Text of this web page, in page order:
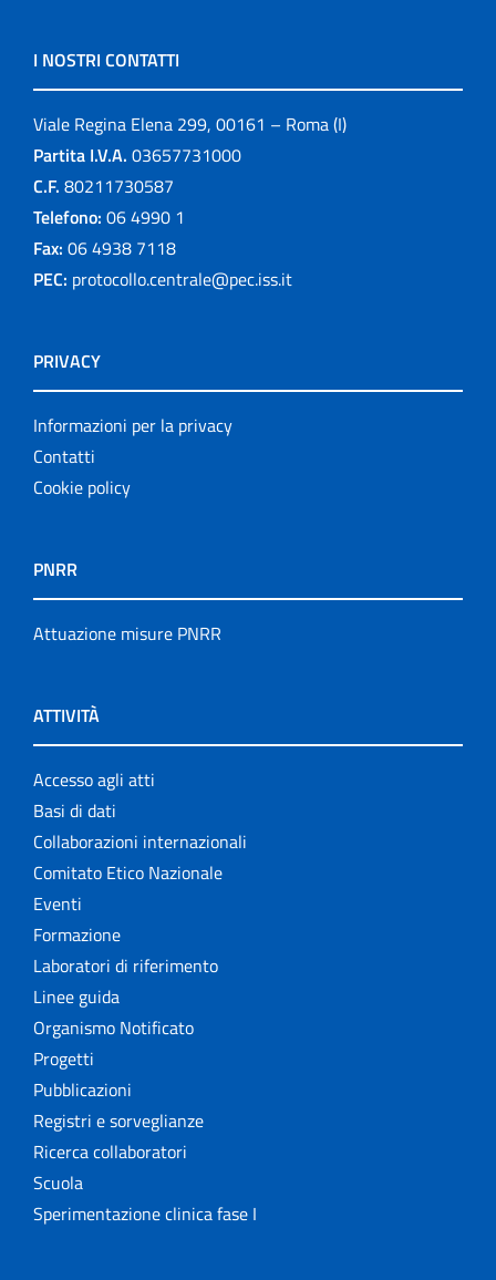
I NOSTRI CONTATTI
Viale Regina Elena 299, 00161 – Roma (I)
Partita I.V.A. 03657731000
C.F. 80211730587
Telefono: 06 4990 1
Fax: 06 4938 7118
PEC: protocollo.centrale@pec.iss.it
PRIVACY
Informazioni per la privacy
Contatti
Cookie policy
PNRR
Attuazione misure PNRR
ATTIVITÀ
Accesso agli atti
Basi di dati
Collaborazioni internazionali
Comitato Etico Nazionale
Eventi
Formazione
Laboratori di riferimento
Linee guida
Organismo Notificato
Progetti
Pubblicazioni
Registri e sorveglianze
Ricerca collaboratori
Scuola
Sperimentazione clinica fase I